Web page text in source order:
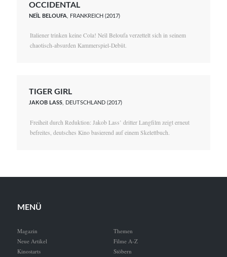
OCCIDENTAL
NEÏL BELOUFA , FRANKREICH (2017)
Italiener trinken keine Cola! Neïl Beloufa verzettelt sich in seinem
chaotisch-absurden Kammerspiel-Debüt.
TIGER GIRL
JAKOB LASS, DEUTSCHLAND (2017)
Freiheit durch Reduktion: Jakob Lass’ dritter Langfilm zeigt erneut
befreites, deutsches Kino basierend auf einem Skelettbuch.
MENÜ
Magazin
Neue Artikel
Kinostarts
Themen
Filme A-Z
Stöbern